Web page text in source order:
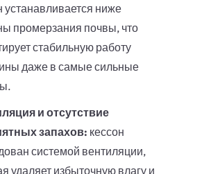
устанавливается ниже
промерзания почвы, что
стабильную работу
даже в самые сильные
и отсутствие
запахов: кессон
системой вентиляции,
удаляет избыточную влагу и